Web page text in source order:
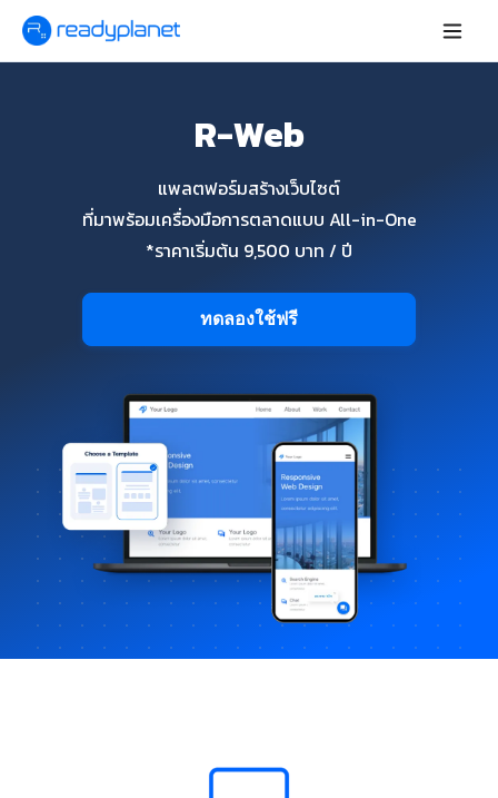
R-Web
แพลตฟอร์มสร้างเว็บไซต์
ที่มาพร้อมเครื่องมือการตลาดแบบ All-in-One
*ราคาเริ่มต้น 9,500 บาท / ปี
ทดลองใช้ฟรี